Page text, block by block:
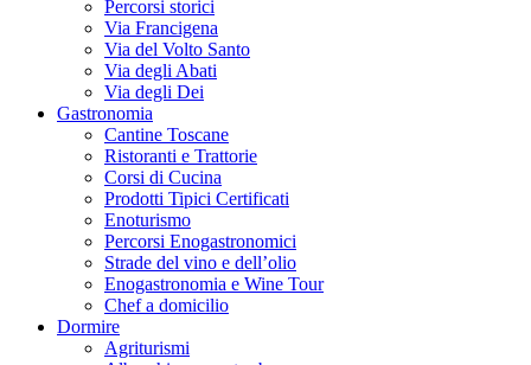
Percorsi storici
Via Francigena
Via del Volto Santo
Via degli Abati
Via degli Dei
Gastronomia
Cantine Toscane
Ristoranti e Trattorie
Corsi di Cucina
Prodotti Tipici Certificati
Enoturismo
Percorsi Enogastronomici
Strade del vino e dell’olio
Enogastronomia e Wine Tour
Chef a domicilio
Dormire
Agriturismi